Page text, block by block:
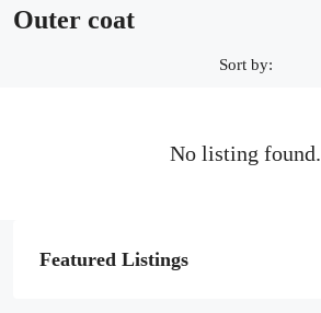
Outer coat
Sort by:
No listing found.
Featured Listings